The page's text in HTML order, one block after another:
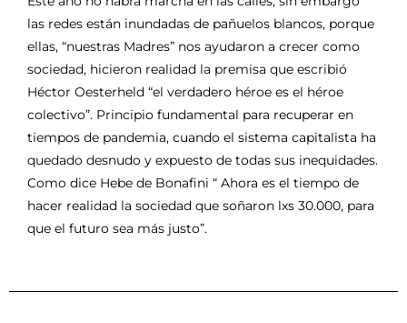
las redes están inundadas de pañuelos blancos, porque
ellas, “nuestras Madres” nos ayudaron a crecer como
sociedad, hicieron realidad la premisa que escribió
Héctor Oesterheld “el verdadero héroe es el héroe
colectivo”. Principio fundamental para recuperar en
tiempos de pandemia, cuando el sistema capitalista ha
quedado desnudo y expuesto de todas sus inequidades.
Como dice Hebe de Bonafini “ Ahora es el tiempo de
hacer realidad la sociedad que soñaron lxs 30.000, para
que el futuro sea más justo”.